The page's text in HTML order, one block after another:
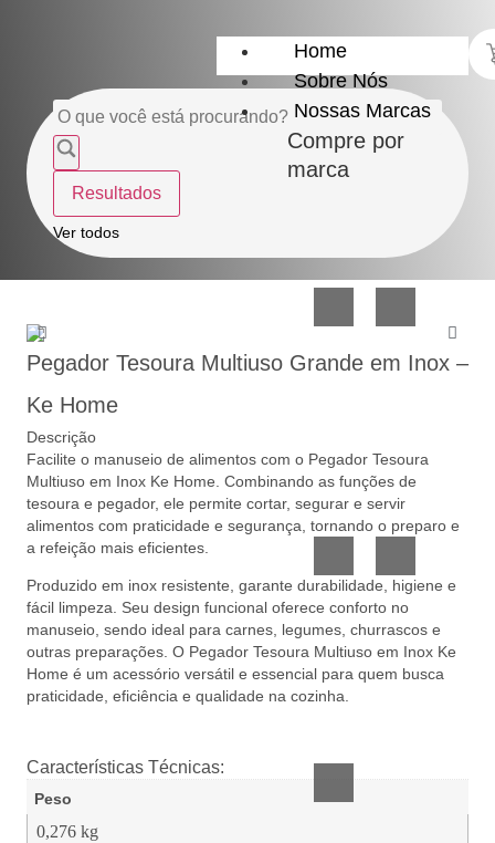
Home
Sobre Nós
Nossas Marcas
Compre por
marca
Lar
Organização
Utilidades
de
Vidro
Confeitaria
e
Presente
Resultados
Ver todos
Pegador Tesoura Multiuso Grande em Inox –
Ke Home
Descrição
Facilite o manuseio de alimentos com o Pegador Tesoura
Multiuso em Inox Ke Home. Combinando as funções de
tesoura e pegador, ele permite cortar, segurar e servir
alimentos com praticidade e segurança, tornando o preparo e
a refeição mais eficientes.
Produzido em inox resistente, garante durabilidade, higiene e
fácil limpeza. Seu design funcional oferece conforto no
manuseio, sendo ideal para carnes, legumes, churrascos e
outras preparações. O Pegador Tesoura Multiuso em Inox Ke
Home é um acessório versátil e essencial para quem busca
praticidade, eficiência e qualidade na cozinha.
Características Técnicas:
Peso
0,276 kg